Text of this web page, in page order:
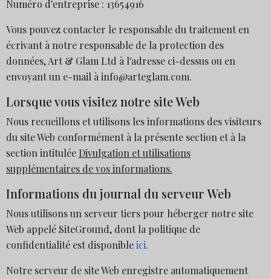
Numéro d'entreprise : 13654916
Vous pouvez contacter le responsable du traitement en
écrivant à notre responsable de la protection des
données, Art & Glam Ltd à l'adresse ci-dessus ou en
envoyant un e-mail à info@arteglam.com.
Lorsque vous visitez notre site Web
Nous recueillons et utilisons les informations des visiteurs
du site Web conformément à la présente section et à la
section intitulée Divulgation et utilisations
supplémentaires de vos informations.
Informations du journal du serveur Web
Nous utilisons un serveur tiers pour héberger notre site
Web appelé SiteGround, dont la politique de
confidentialité est disponibleici.
Notre serveur de site Web enregistre automatiquement